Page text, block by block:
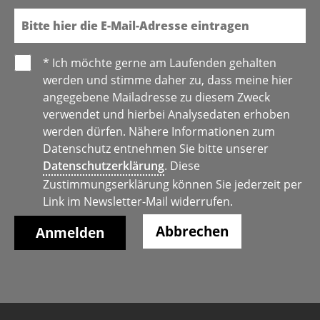
E-Mail
* Ich möchte gerne am Laufenden gehalten
werden und stimme daher zu, dass meine hier
angegebene Mailadresse zu diesem Zweck
verwendet und hierbei Analysedaten erhoben
werden dürfen. Nähere Informationen zum
Datenschutz entnehmen Sie bitte unserer
Datenschutzerklärung. Diese
Zustimmungserklärung können Sie jederzeit per
Link im Newsletter-Mail widerrufen.
Abbrechen